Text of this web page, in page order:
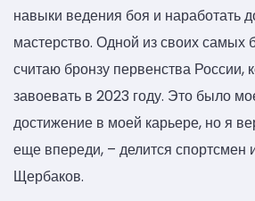
навыки ведения боя и наработать
мастерство. Одной из своих самых
считаю бронзу первенства России,
завоевать в 2023 году. Это было
достижение в моей карьере, но я
еще впереди, – делится спортсмен
Щербаков.